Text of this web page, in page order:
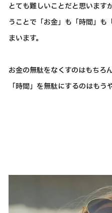
とても難しいことだと思います
うことで「お金」も「時間」も
まいます。
お金の無駄をなくすのはもちろ
「時間」を無駄にするのはもう